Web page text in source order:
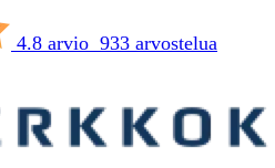
4.8 arvio 933 arvostelua